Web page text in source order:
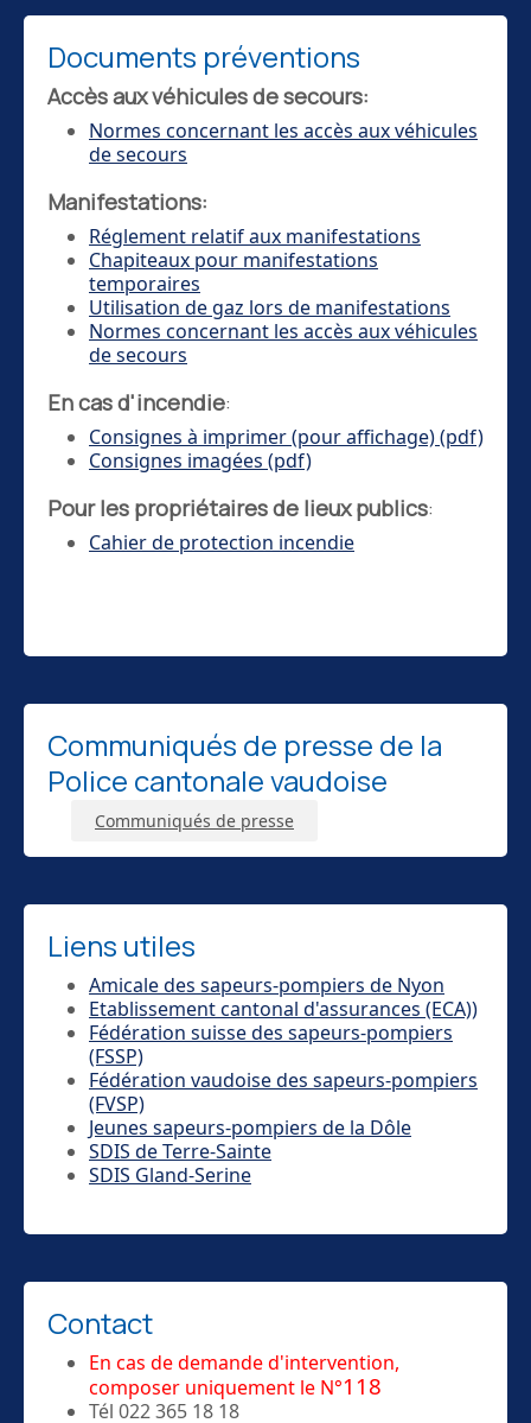
Documents préventions
Accès aux véhicules de secours:
Normes concernant les accès aux véhicules
de secours
Manifestations:
Réglement relatif aux manifestations
Chapiteaux pour manifestations
temporaires
Utilisation de gaz lors de manifestations
Normes concernant les accès aux véhicules
de secours
En cas d'incendie:
Consignes à imprimer (pour affichage) (pdf)
Consignes imagées (pdf)
Pour les propriétaires de lieux publics:
Cahier de protection incendie
Communiqués de presse de la
Police cantonale vaudoise
Communiqués de presse
Liens utiles
Amicale des sapeurs-pompiers de Nyon
Etablissement cantonal d'assurances (ECA))
Fédération suisse des sapeurs-pompiers
(FSSP)
Fédération vaudoise des sapeurs-pompiers
(FVSP)
Jeunes sapeurs-pompiers de la Dôle
SDIS de Terre-Sainte
SDIS Gland-Serine
Contact
En cas de demande d'intervention,
composer uniquement le N°118
Tél 022 365 18 18